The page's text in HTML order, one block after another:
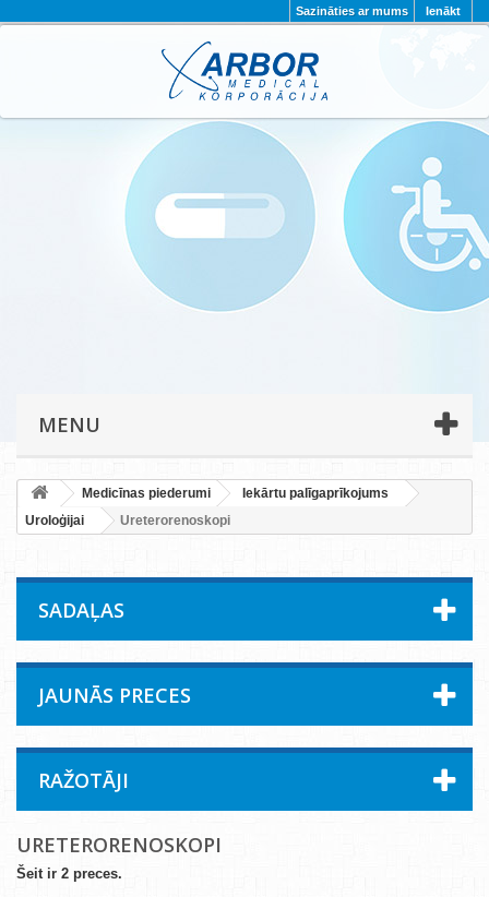
Ienākt
Sazināties ar mums
PAR MUMS PROJEKTI
KONTAKTI
PRIVĀTUMA POLITIKA
MENU
Medicīnas piederumi
Iekārtu palīgaprīkojums
Uroloģijai
Ureterorenoskopi
SADAĻAS
JAUNĀS PRECES
RAŽOTĀJI
URETERORENOSKOPI
Šeit ir 2 preces.